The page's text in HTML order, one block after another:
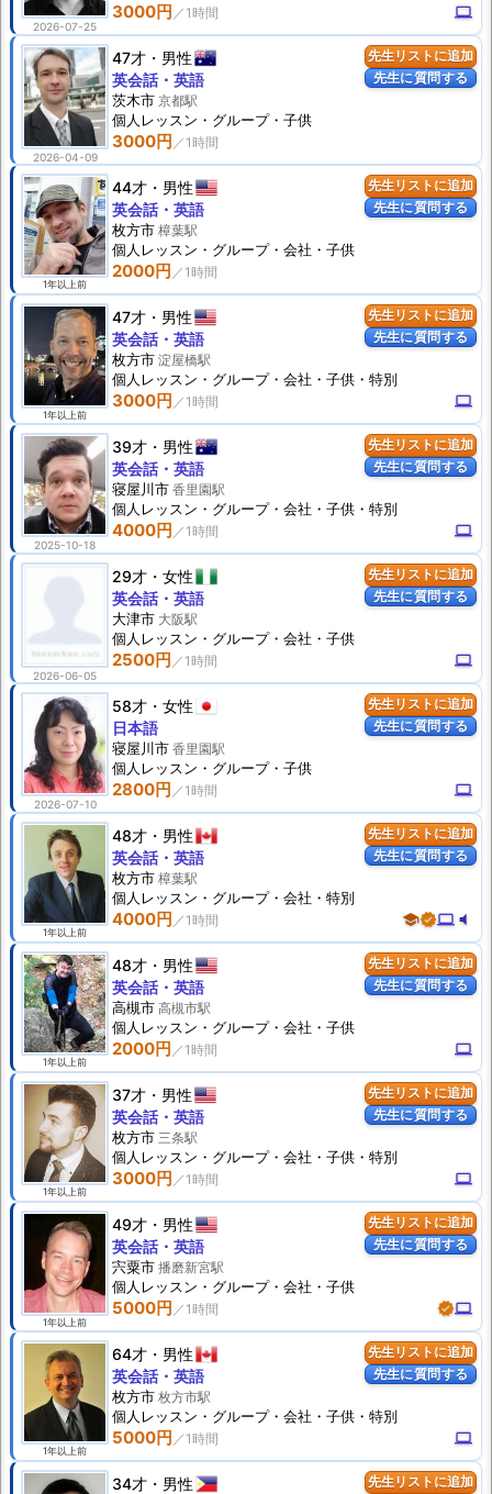
2026-07-25
3000円 computer
先生リストに追加
先生に質問する
2026-04-09
47才 男性
3000円
英会話・英語
茨木市 京都駅
個人 レッスン ・グループ・子供
先生リストに追加
先生に質問する
1年以上前
44才 男性
2000円
英会話・英語
枚方市 樟葉駅
個人 レッスン ・グループ・会社・子供
先生リストに追加
先生に質問する
1年以上前
47才 男性
3000円 computer
英会話・英語
枚方市 淀屋橋駅
個人 レッスン ・グループ・会社・子供・特別
先生リストに追加
先生に質問する
2025-10-18
39才 男性
4000円 computer
英会話・英語
寝屋川市 香里園駅
個人 レッスン ・グループ・会社・子供・特別
先生リストに追加
先生に質問する
2026-06-05
29才 女性
2500円 computer
英会話・英語
大津市 大阪駅
個人 レッスン ・グループ・会社・子供
先生リストに追加
先生に質問する
2026-07-10
58才 女性
2800円 computer
日本語
寝屋川市 香里園駅
個人 レッスン ・グループ・子供
先生リストに追加
先生に質問する
1年以上前
48才 男性
4000円 schoolverifiedcomputer volume_mute
英会話・英語
枚方市 樟葉駅
個人 レッスン ・グループ・会社・特別
先生リストに追加
先生に質問する
1年以上前
48才 男性
2000円 computer
英会話・英語
高槻市 高槻市駅
個人 レッスン ・グループ・会社・子供
先生リストに追加
先生に質問する
1年以上前
37才 男性
3000円 computer
英会話・英語
枚方市 三条駅
個人 レッスン ・グループ・会社・子供・特別
先生リストに追加
先生に質問する
1年以上前
49才 男性
5000円 verifiedcomputer
英会話・英語
宍粟市 播磨新宮駅
個人 レッスン ・グループ・会社・子供
先生リストに追加
先生に質問する
1年以上前
64才 男性
5000円 computer
英会話・英語
枚方市 枚方市駅
個人 レッスン ・グループ・会社・子供・特別
先生リストに追加
34才 男性